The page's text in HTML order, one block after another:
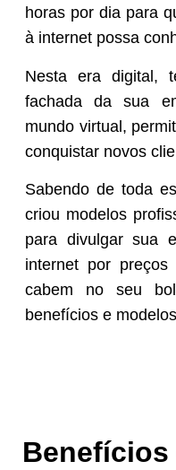
horas por dia para
à internet possa
Nesta era digital,
fachada da sua
mundo virtual,
conquistar novos
Sabendo de toda
criou modelos
para divulgar sua
internet por preços
cabem no seu
benefícios e
Benefícios